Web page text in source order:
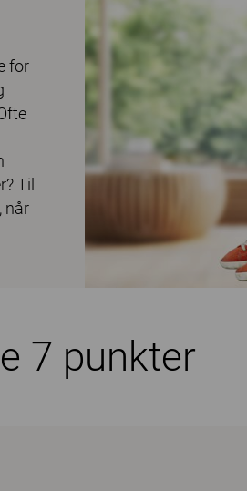
for
Til
når
7 punkter